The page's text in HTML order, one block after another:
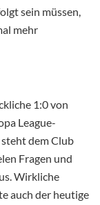
sein müssen,
mehr
1:0 von
League-
dem Club
Fragen und
Wirkliche
auch der heutige